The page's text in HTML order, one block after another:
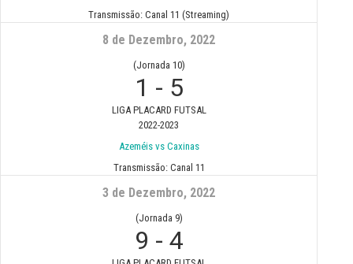
Transmissão: Canal 11 (Streaming)
8 de Dezembro, 2022
(Jornada 10)
1 - 5
LIGA PLACARD FUTSAL
2022-2023
Azeméis vs Caxinas
Transmissão:Canal 11
3 de Dezembro, 2022
(Jornada 9)
9 - 4